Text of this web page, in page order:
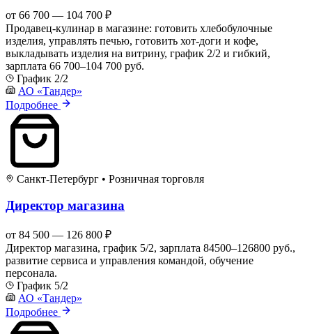
от 66 700 — 104 700 ₽
Продавец-кулинар в магазине: готовить хлебобулочные
изделия, управлять печью, готовить хот-доги и кофе,
выкладывать изделия на витрину, график 2/2 и гибкий,
зарплата 66 700–104 700 руб.
График 2/2
АО «Тандер»
Подробнее
Санкт-Петербург • Розничная торговля
Директор магазина
от 84 500 — 126 800 ₽
Директор магазина, график 5/2, зарплата 84500–126800 руб.,
развитие сервиса и управления командой, обучение
персонала.
График 5/2
АО «Тандер»
Подробнее